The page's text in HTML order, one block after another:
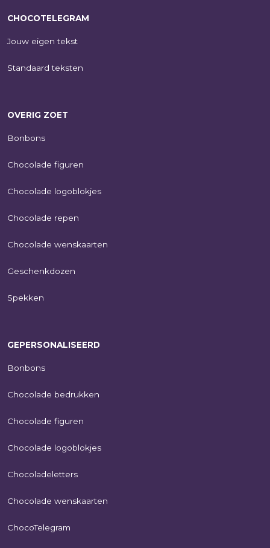
CHOCOTELEGRAM
Jouw eigen tekst
Standaard teksten
OVERIG ZOET
Bonbons
Chocolade figuren
Chocolade logoblokjes
Chocolade repen
Chocolade wenskaarten
Geschenkdozen
Spekken
GEPERSONALISEERD
Bonbons
Chocolade bedrukken
Chocolade figuren
Chocolade logoblokjes
Chocoladeletters
Chocolade wenskaarten
ChocoTelegram